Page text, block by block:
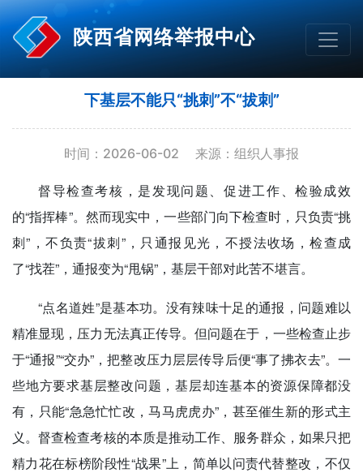
陕西省网络举报中心
下基层不能只“挑刺”不“拔刺”
时间：2026-06-02 来源：组织人事报
督导检查考核，是发现问题、促进工作、检验成效
的“指挥棒”。然而现实中，一些部门向下检查时，只负责“挑
刺”，不负责“拔刺”，只通报见光，不授法收场，检查成
了“找茬”，通报变为“甩锅”，基层干部对此苦不堪言。
“点名道姓”是基本功。没有辣味十足的通报，问题难以
精准显现，压力无法真正传导。但问题在于，一些检查止步
于“通报”“交办”，把整改压力层层传导后便“事了拂衣去”。一
些地方要求基层整改问题，基层却连基本的资源保障都没
有，只能“急急忙忙改，马马虎虎办”，甚至催生新的形式主
义。督查检查考核的本质是推动工作、服务群众，如果只把
精力花在标榜阶段性“战果”上，简单以问责代替整改，不仅